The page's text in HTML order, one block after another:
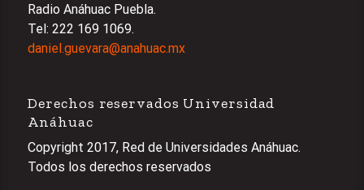
Radio Anáhuac Puebla.
Tel: 222 169 1069.
daniel.guevara@anahuac.mx
Derechos reservados Universidad
Anáhuac
Copyright 2017, Red de Universidades Anáhuac.
Todos los derechos reservados